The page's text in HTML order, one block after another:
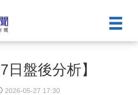
日盤後分析】
2026-05-27 17:30